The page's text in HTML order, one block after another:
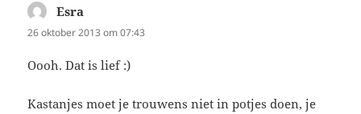
Esra
26 oktober 2013 om 07:43
Oooh. Dat is lief :)
Kastanjes moet je trouwens niet in potjes doen, je